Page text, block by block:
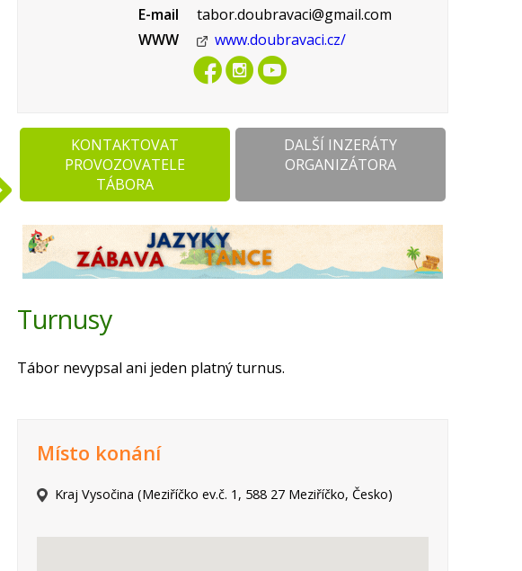
E-mail
tabor.doubravaci@gmail.com
WWW
www.doubravaci.cz/
KONTAKTOVAT
PROVOZOVATELE
TÁBORA
DALŠÍ INZERÁTY
ORGANIZÁTORA
Turnusy
Tábor nevypsal ani jeden platný turnus.
Místo konání
Kraj Vysočina (Meziříčko ev.č. 1, 588 27 Meziříčko, Česko)